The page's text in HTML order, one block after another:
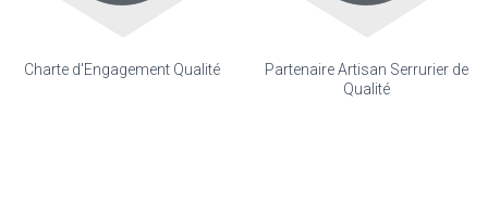
Charte d'Engagement Qualité
Partenaire Artisan Serrurier de
Qualité